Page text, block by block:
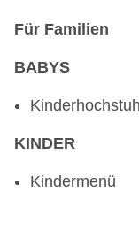
Anfrage &
mit Terrasse,
Für Familien
BABYS
Kinderhochstuhl
KINDER
Kindermenü